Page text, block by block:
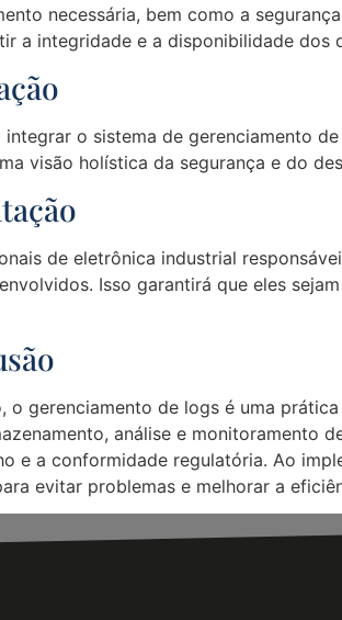
necessária, bem como a
a integridade e a disponibilidade dos
integrar o sistema de gerenciamento
visão holística da segurança e do
de eletrônica industrial
Isso garantirá que eles
o gerenciamento de logs é uma
análise e monitoramento
e a conformidade regulatória. Ao
evitar problemas e melhorar a